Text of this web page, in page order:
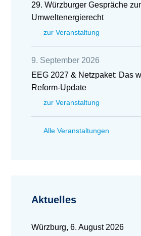
29. Würzburger Gespräche
Umweltenergierecht
zur Veranstaltung
9. September 2026
EEG 2027 & Netzpaket: Das
Reform-Update
zur Veranstaltung
Alle Veranstaltungen
Aktuelles
Würzburg, 6. August 2026